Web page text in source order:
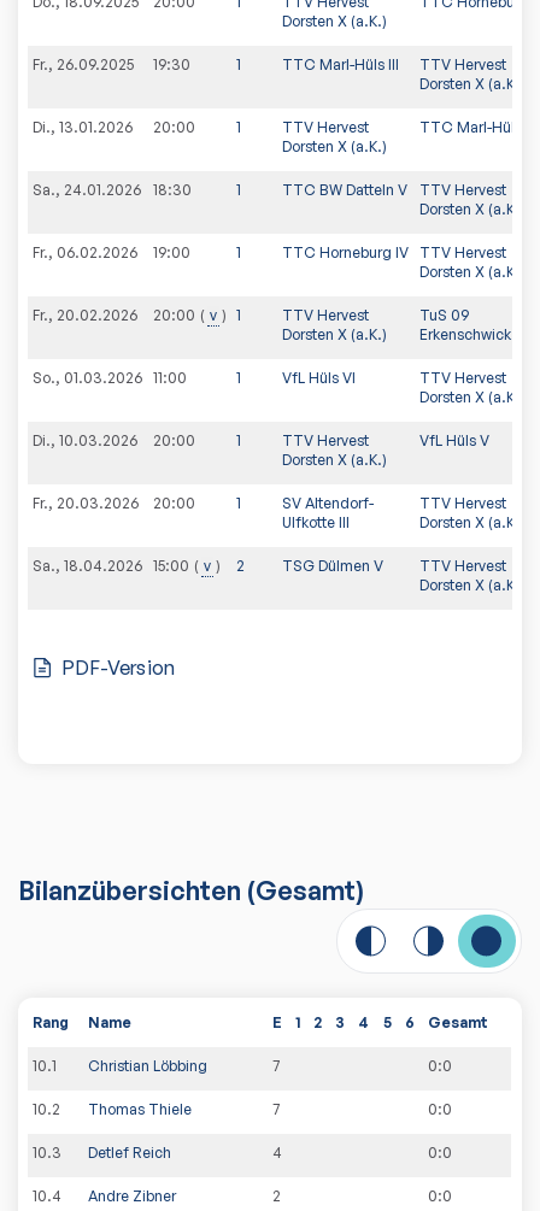
Dorsten X (a.K.)
Fr., 26.09.2025 19:30 1 TTC Marl-Hüls III
TTV Hervest
Dorsten X (a.K.)
Di., 13.01.2026 20:00 1
TTV Hervest
Dorsten X (a.K.)
TTC Marl-Hüls III
Sa., 24.01.2026 18:30 1 TTC BW Datteln V
TTV Hervest
Dorsten X (a.K.)
Fr., 06.02.2026 19:00 1 TTC Horneburg IV
TTV Hervest
Dorsten X (a.K.)
Fr., 20.02.2026 20:00 v 1
TTV Hervest
Dorsten X (a.K.)
TuS 09
Erkenschwick II
So., 01.03.2026 11:00 1 VfL Hüls VI
TTV Hervest
Dorsten X (a.K.)
Di., 10.03.2026 20:00 1
TTV Hervest
Dorsten X (a.K.)
VfL Hüls V
Fr., 20.03.2026 20:00 1
SV Altendorf-
Ulfkotte III
TTV Hervest
Dorsten X (a.K.)
Sa., 18.04.2026 15:00 v 2 TSG Dülmen V
TTV Hervest
Dorsten X (a.K.)
PDF-Version
Bilanzübersichten (Gesamt)
Rang Name E 1 2 3 4 5 6 Gesamt
10.1 Christian Löbbing 7 0:0
10.2 Thomas Thiele 7 0:0
10.3 Detlef Reich 4 0:0
10.4 Andre Zibner 2 0:0